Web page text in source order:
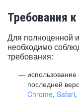
Требования
Для полноценной
необходимо
требования:
последней
Chrome, Safari,